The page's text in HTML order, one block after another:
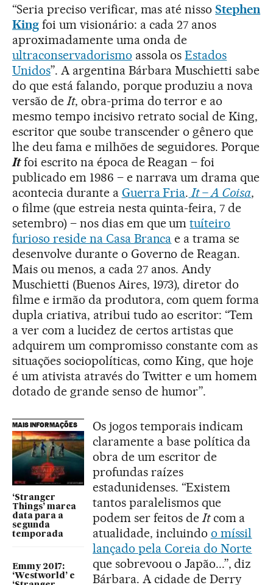
“Seria preciso verificar, mas até nissoStephen
Kingfoi um visionário: a cada 27 anos
aproximadamente uma onda de
ultraconservadorismo assola osEstados
Unidos”. A argentina Bárbara Muschietti sabe
do que está falando, porque produziu a nova
versão deIt, obra-prima do terror e ao
mesmo tempo incisivo retrato social de King,
escritor que soube transcender o gênero que
lhe deu fama e milhões de seguidores. Porque
Itfoi escrito na época de Reagan – foi
publicado em 1986 – e narrava um drama que
acontecia durante a Guerra Fria. It – A Coisa,
o filme (que estreia nesta quinta-feira, 7 de
setembro) – nos dias em que umtuíteiro
furioso reside na Casa Branca e a trama se
desenvolve durante o Governo de Reagan.
Mais ou menos, a cada 27 anos. Andy
Muschietti (Buenos Aires, 1973), diretor do
filme e irmão da produtora, com quem forma
dupla criativa, atribui tudo ao escritor: “Tem
a ver com a lucidez de certos artistas que
adquirem um compromisso constante com as
situações sociopolíticas, como King, que hoje
é um ativista através do Twitter e um homem
dotado de grande senso de humor”.
MAIS INFORMAÇÕES
‘Stranger
Things’ marca
data para a
segunda
temporada
Emmy 2017:
‘Westworld’ e
Os jogos temporais indicam
claramente a base política da
obra de um escritor de
profundas raízes
estadunidenses. “Existem
tantos paralelismos que
podem ser feitos deItcom a
atualidade, incluindo o míssil
lançado pela Coreia do Norte
que sobrevoou o Japão...”, diz
Bárbara. A cidade de Derry